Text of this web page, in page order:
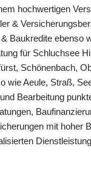
hochwertigen
&
Baukredite ebenso
für Schluchsee
Schönenbach,
wie Aeule, Straß,
Bearbeitung
mit hoher